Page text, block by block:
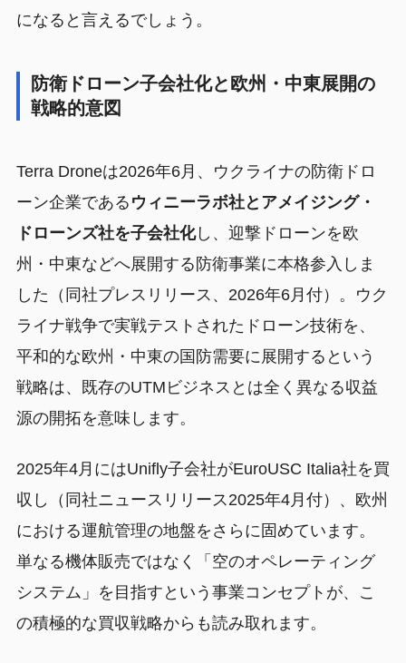
になると言えるでしょう。
防衛ドローン子会社化と欧州・中東展開の
戦略的意図
Terra Droneは2026年6月、ウクライナの防衛ドロ
ーン企業である ウィニーラボ社とアメイジング・
ドローンズ社を子会社化し、迎撃ドローンを欧
州・中東などへ展開する防衛事業に本格参入しま
した（同社プレスリリース、2026年6月付）。ウク
ライナ戦争で実戦テストされたドローン技術を、
平和的な欧州・中東の国防需要に展開するという
戦略は、既存のUTMビジネスとは全く異なる収益
源の開拓を意味します。
2025年4月にはUnifly子会社がEuroUSC Italia社を買
収し（同社ニュースリリース2025年4月付）、欧州
における運航管理の地盤をさらに固めています。
単なる機体販売ではなく「空のオペレーティング
システム」を目指すという事業コンセプトが、こ
の積極的な買収戦略からも読み取れます。